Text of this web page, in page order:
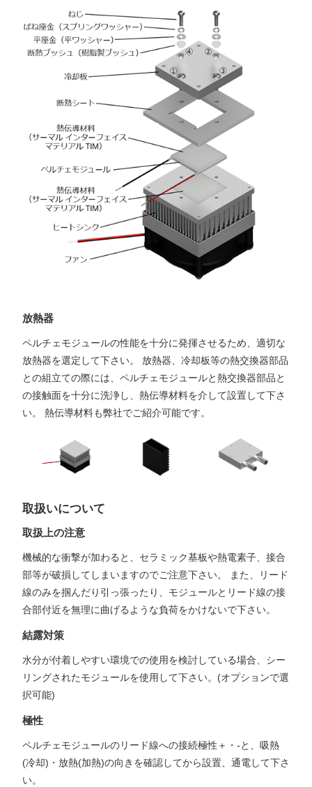
放熱器
ペルチェモジュールの性能を十分に発揮させるため、適切な
放熱器を選定して下さい。 放熱器、冷却板等の熱交換器部品
との組立ての際には、ペルチェモジュールと熱交換器部品と
の接触面を十分に洗浄し、熱伝導材料を介して設置して下さ
い。 熱伝導材料も弊社でご紹介可能です。
取扱いについて
取扱上の注意
機械的な衝撃が加わると、セラミック基板や熱電素子、接合
部等が破損してしまいますのでご注意下さい。 また、リード
線のみを掴んだり引っ張ったり、モジュールとリード線の接
合部付近を無理に曲げるような負荷をかけないで下さい。
結露対策
水分が付着しやすい環境での使用を検討している場合、シー
リングされたモジュールを使用して下さい。(オプションで選
択可能)
極性
ペルチェモジュールのリード線への接続極性＋・-と、吸熱
(冷却)・放熱(加熱)の向きを確認してから設置、通電して下さ
い。